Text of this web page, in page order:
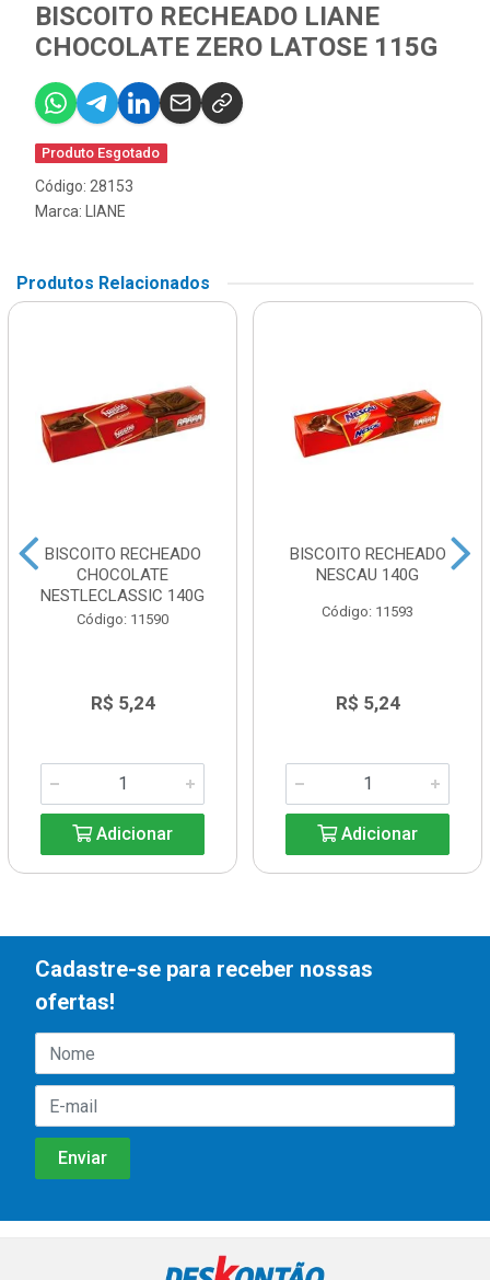
BISCOITO RECHEADO LIANE
CHOCOLATE ZERO LATOSE 115G
Produto Esgotado
Código: 28153
Marca:
LIANE
Produtos Relacionados
BISCOITO RECHEADO
CHOCOLATE
NESTLECLASSIC 140G
Código: 11590
R$ 5,24
Adicionar
BISCOITO RECHEADO
NESCAU 140G
Código: 11593
R$ 5,24
Adicionar
Cadastre-se para receber nossas
ofertas!